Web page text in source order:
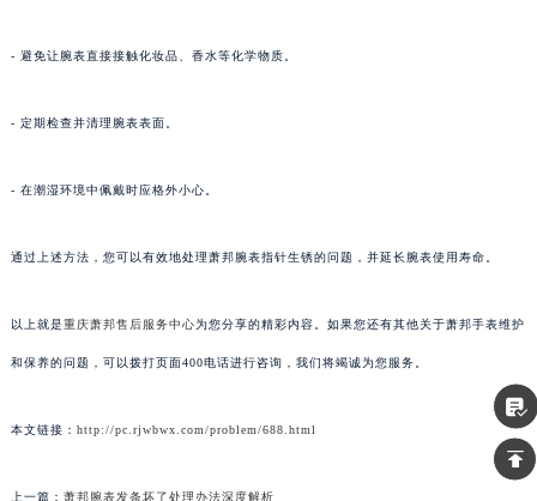
- 避免让腕表直接接触化妆品、香水等化学物质。
- 定期检查并清理腕表表面。
- 在潮湿环境中佩戴时应格外小心。
通过上述方法，您可以有效地处理萧邦腕表指针生锈的问题，并延长腕表使用寿命。
以上就是重庆萧邦售后服务中心为您分享的精彩内容。如果您还有其他关于萧邦手表维护
和保养的问题，可以拨打页面400电话进行咨询，我们将竭诚为您服务。
本文链接： http://pc.rjwbwx.com/problem/688.html
上一篇： 萧邦腕表发条坏了处理办法深度解析